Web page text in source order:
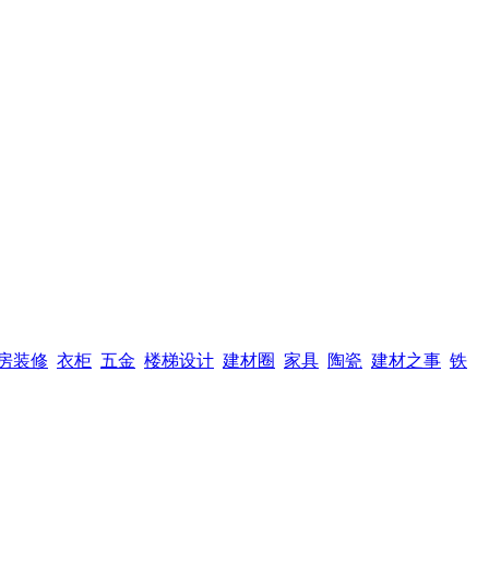
装修 衣柜 五金 楼梯设计 建材圈 家具 陶瓷 建材之事 铁